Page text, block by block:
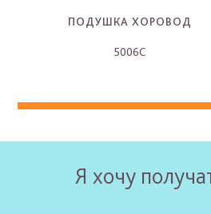
ПОДУШКА ХОРОВОД
5006C
Я хочу